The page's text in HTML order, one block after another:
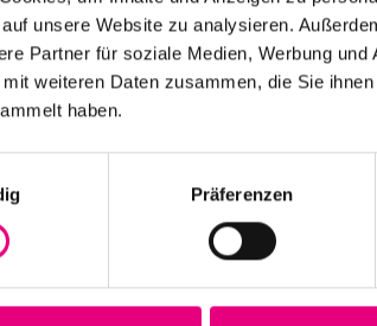
unsere Website zu analysieren.
Partner für soziale Medien, Werbung
weiteren Daten zusammen, die Sie
haben.
Präferenzen